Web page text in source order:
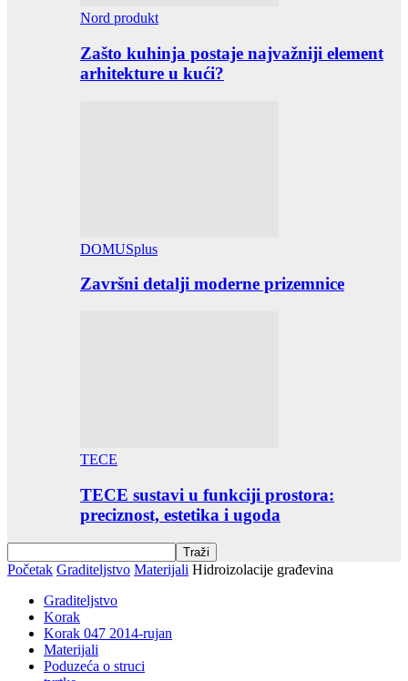
Nord produkt
Zašto kuhinja postaje najvažniji element
arhitekture u kući?
DOMUSplus
Završni detalji moderne prizemnice
TECE
TECE sustavi u funkciji prostora:
preciznost, estetika i ugoda
Početak Graditeljstvo Materijali Hidroizolacije građevina
Graditeljstvo
Korak
Korak 047 2014-rujan
Materijali
Poduzeća o struci